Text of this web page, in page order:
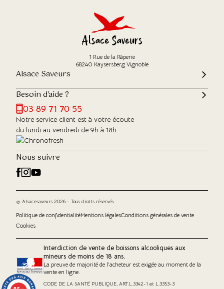
1 Rue de la Râperie
68240 Kaysersberg Vignoble
Alsace Saveurs
Besoin d'aide ?
03 89 71 70 55
Notre service client est à votre écoute
du lundi au vendredi de 9h à 18h
Nous suivre
© Alsacesaveurs 2026 - Tous droits réservés
Politique de confidentialitéMentions légalesConditions générales de vente
Cookies
Interdiction de vente de boissons alcooliques aux
mineurs de moins de 18 ans.
La preuve de majorité de l'acheteur est exigée au moment de la
vente en ligne.
CODE DE LA SANTÉ PUBLIQUE, ART.L.3342-1 et L.3353-3